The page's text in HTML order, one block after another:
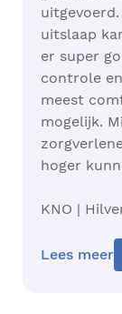
uitslaap
er super
controle
meest
mogelijk.
hoger
KNO |
Lees meer